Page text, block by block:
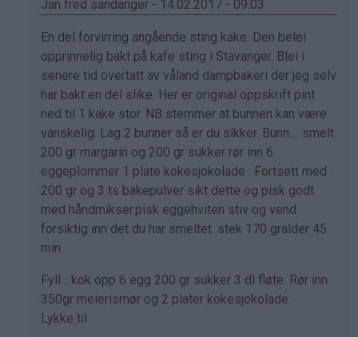
(ikke
Jan fred sandanger - 14.02.2017 - 09:03
Som
svar
på
av
Marianne
(ikke
bekreftet)
En del forvirring angående sting kake. Den belei
opprinnelig bakt på kafe sting i Stavanger. Blei i
senere tid overtatt av våland dampbakeri der jeg selv
har bakt en del slike. Her er original oppskrift pint
ned til 1 kake stor. NB stemmer at bunnen kan være
vanskelig. Lag 2 bunner så er du sikker. Bunn.... smelt
200 gr margarin og 200 gr sukker rør inn 6
eggeplommer 1 plate kokesjokolade . Fortsett med
200 gr og 3 ts bakepulver sikt dette og pisk godt
med håndmikser.pisk eggehviten stiv og vend
forsiktig inn det du har smeltet .stek 170 gralder 45
min.
Fyll ...kok opp 6 egg 200 gr sukker 3 dl fløte. Rør inn
350gr meierismør og 2 plater kokesjokolade.
Lykke til